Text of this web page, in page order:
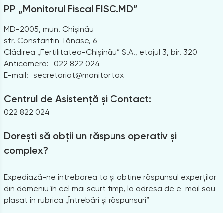
PP „Monitorul Fiscal FISC.MD”
MD-2005, mun. Chișinău
str. Constantin Tănase, 6
Clădirea „Fertilitatea-Chișinău” S.A., etajul 3, bir. 320
Anticamera:
022 822 024
E-mail: secretariat@monitor.tax
Centrul de Asistență și Contact:
022 822 024
Dorești să obții un răspuns operativ și
complex?
Expediază-ne întrebarea ta și obține răspunsul experților
din domeniu în cel mai scurt timp, la adresa de e-mail sau
plasat în rubrica „Întrebări și răspunsuri”